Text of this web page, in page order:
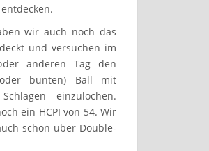
wir auch noch das
und versuchen im
anderen Tag den
bunten) Ball mit
einzulochen.
ein HCPI von 54. Wir
schon über Double-